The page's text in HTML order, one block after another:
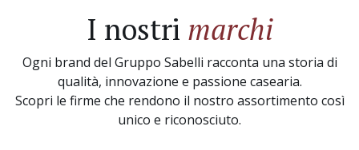
I nostri marchi
Ogni brand del Gruppo Sabelli racconta una storia di
qualità, innovazione e passione casearia.
Scopri le firme che rendono il nostro assortimento così
unico e riconosciuto.